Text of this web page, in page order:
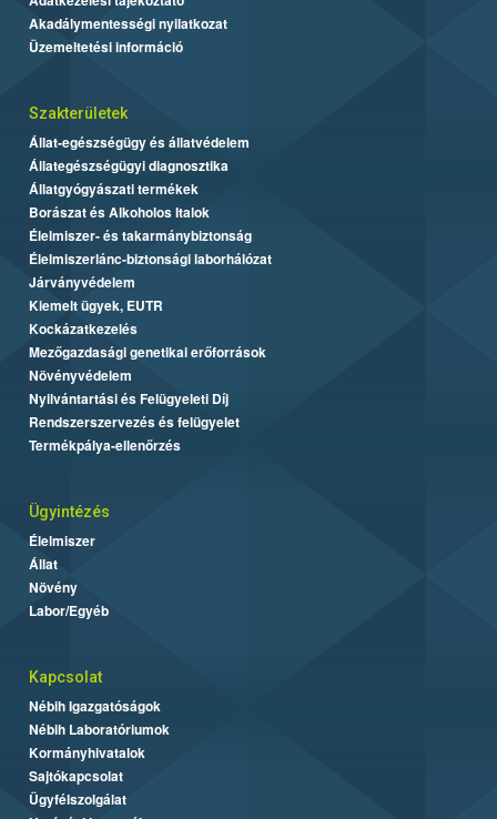
Akadálymentességi nyilatkozat
Üzemeltetési információ
Szakterületek
Állat-egészségügy és állatvédelem
Állategészségügyi diagnosztika
Állatgyógyászati termékek
Borászat és Alkoholos Italok
Élelmiszer- és takarmánybiztonság
Élelmiszerlánc-biztonsági laborhálózat
Járványvédelem
Kiemelt ügyek, EUTR
Kockázatkezelés
Mezőgazdasági genetikai erőforrások
Növényvédelem
Nyilvántartási és Felügyeleti Díj
Rendszerszervezés és felügyelet
Termékpálya-ellenőrzés
Ügyintézés
Élelmiszer
Állat
Növény
Labor/Egyéb
Kapcsolat
Nébih Igazgatóságok
Nébih Laboratóriumok
Kormányhivatalok
Sajtókapcsolat
Ügyfélszolgálat